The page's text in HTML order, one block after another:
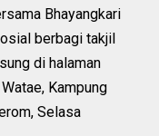
Bhayangkari
berbagi takjil
di halaman
Kampung
Selasa